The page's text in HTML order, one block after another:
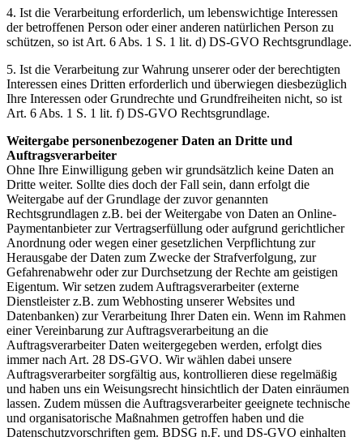
4. Ist die Verarbeitung erforderlich, um lebenswichtige Interessen
der betroffenen Person oder einer anderen natürlichen Person zu
schützen, so ist Art. 6 Abs. 1 S. 1 lit. d) DS-GVO Rechtsgrundlage.
5. Ist die Verarbeitung zur Wahrung unserer oder der berechtigten
Interessen eines Dritten erforderlich und überwiegen diesbezüglich
Ihre Interessen oder Grundrechte und Grundfreiheiten nicht, so ist
Art. 6 Abs. 1 S. 1 lit. f) DS-GVO Rechtsgrundlage.
Weitergabe personenbezogener Daten an Dritte und
Auftragsverarbeiter
Ohne Ihre Einwilligung geben wir grundsätzlich keine Daten an
Dritte weiter. Sollte dies doch der Fall sein, dann erfolgt die
Weitergabe auf der Grundlage der zuvor genannten
Rechtsgrundlagen z.B. bei der Weitergabe von Daten an Online-
Paymentanbieter zur Vertragserfüllung oder aufgrund gerichtlicher
Anordnung oder wegen einer gesetzlichen Verpflichtung zur
Herausgabe der Daten zum Zwecke der Strafverfolgung, zur
Gefahrenabwehr oder zur Durchsetzung der Rechte am geistigen
Eigentum. Wir setzen zudem Auftragsverarbeiter (externe
Dienstleister z.B. zum Webhosting unserer Websites und
Datenbanken) zur Verarbeitung Ihrer Daten ein. Wenn im Rahmen
einer Vereinbarung zur Auftragsverarbeitung an die
Auftragsverarbeiter Daten weitergegeben werden, erfolgt dies
immer nach Art. 28 DS-GVO. Wir wählen dabei unsere
Auftragsverarbeiter sorgfältig aus, kontrollieren diese regelmäßig
und haben uns ein Weisungsrecht hinsichtlich der Daten einräumen
lassen. Zudem müssen die Auftragsverarbeiter geeignete technische
und organisatorische Maßnahmen getroffen haben und die
Datenschutzvorschriften gem. BDSG n.F. und DS-GVO einhalten